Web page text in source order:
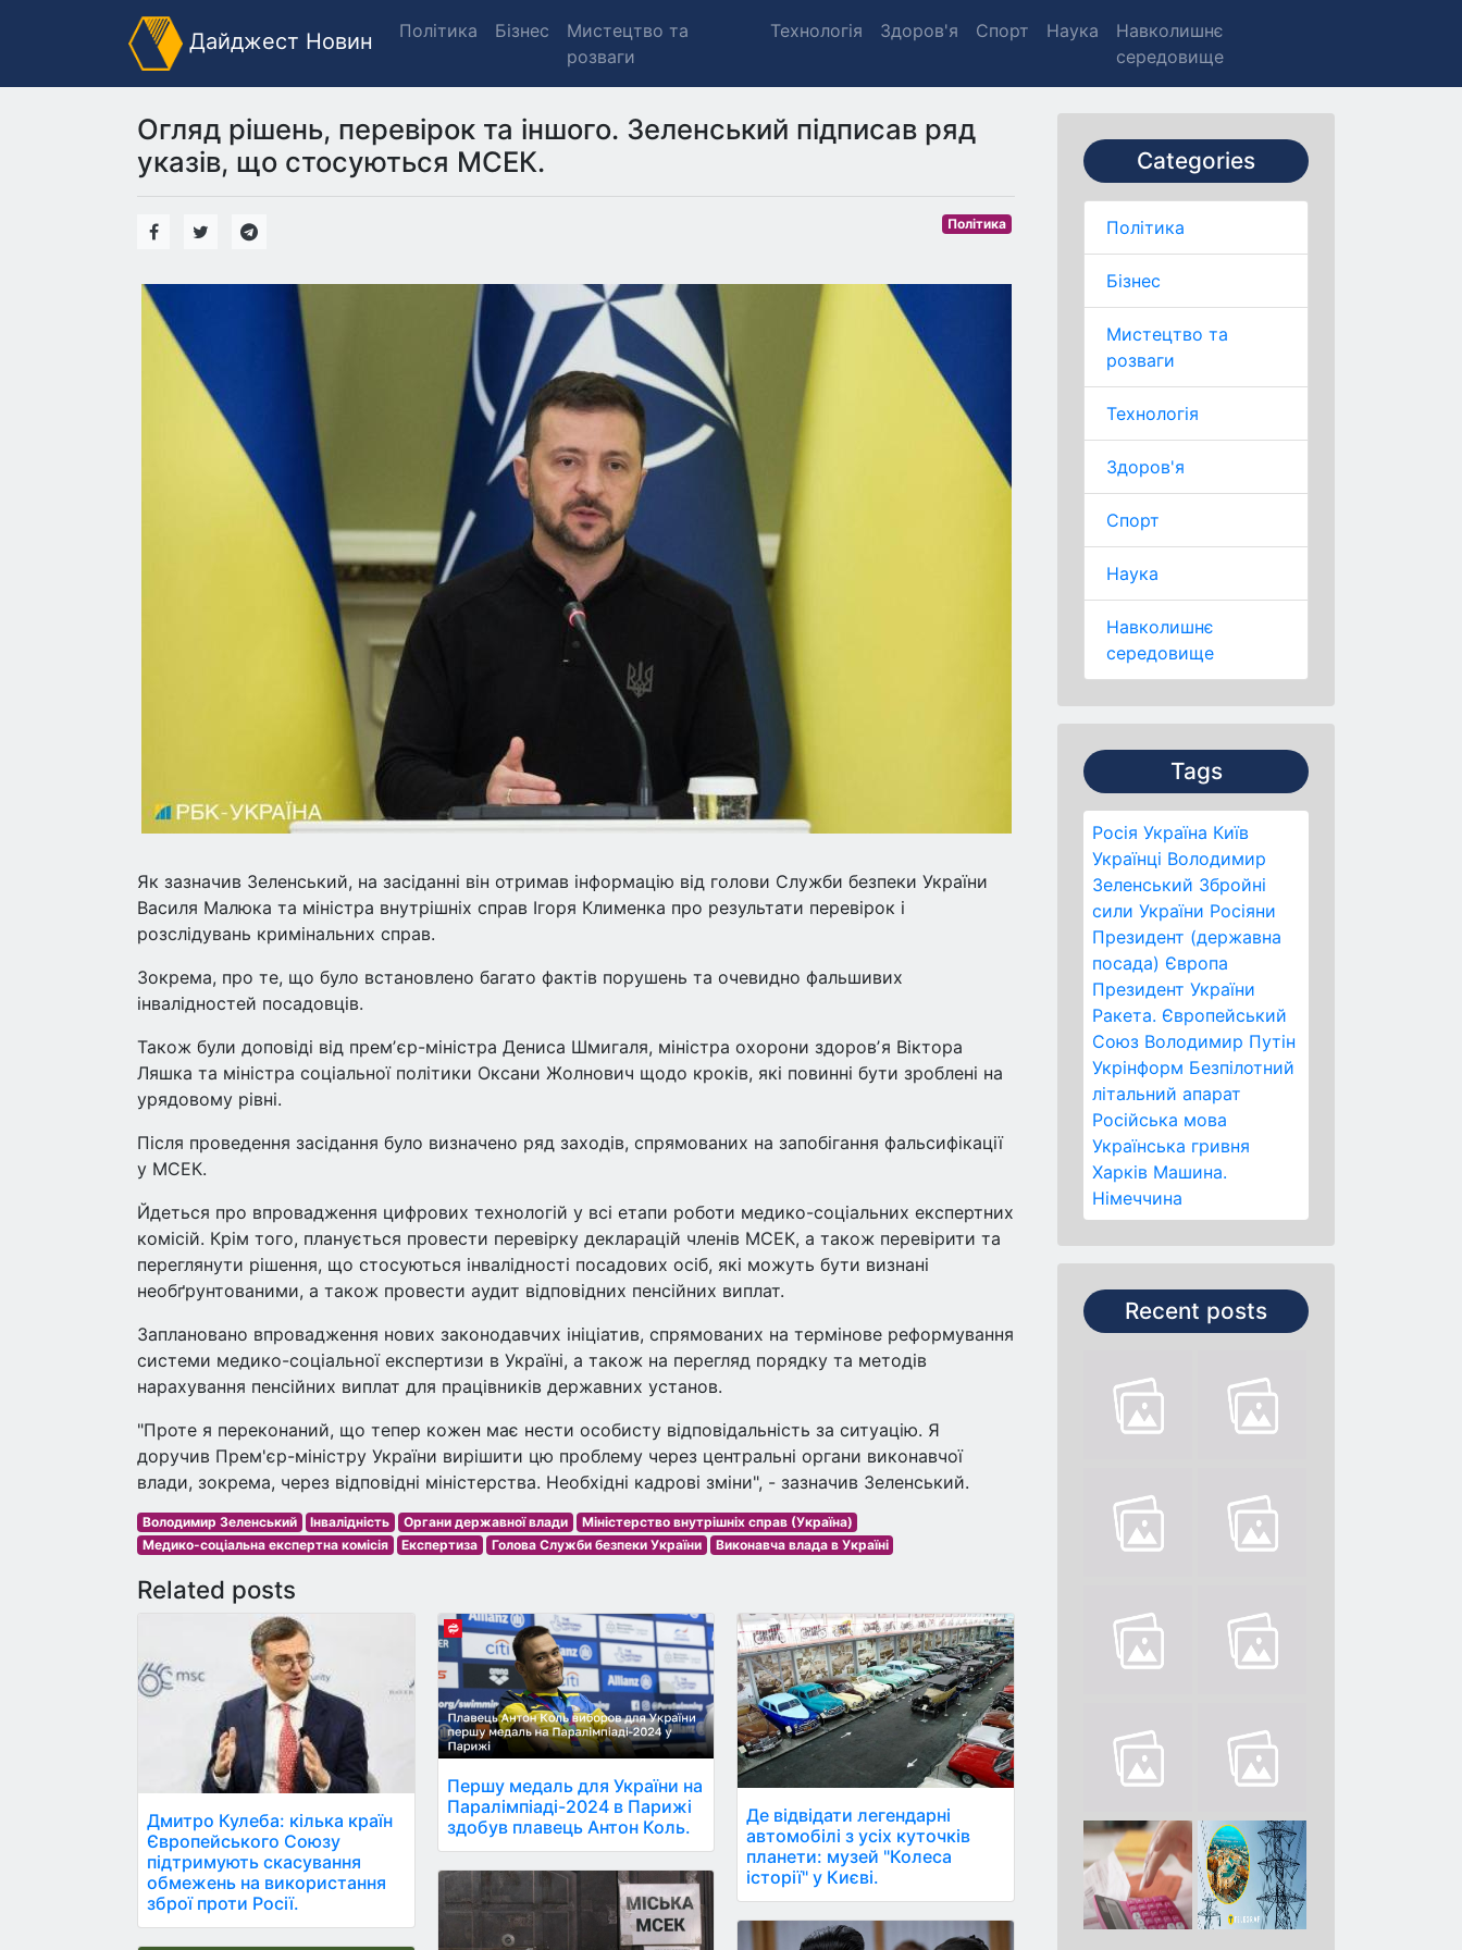
Дайджест Новин Політика Бізнес
Мистецтво та
розваги
Технологія Здоров'я Спорт Наука
Навколишнє
середовище
Categories
Політика
Бізнес
Мистецтво та
розваги
Технологія
Здоров'я
Спорт
Наука
Навколишнє
середовище
Tags
Росія Україна Київ
Українці Володимир
Зеленський Збройні
сили України Росіяни
Президент (державна
посада) Європа
Президент України
Ракета. Європейський
Союз Володимир Путін
Укрінформ Безпілотний
літальний апарат
Російська мова
Українська гривня
Харків Машина.
Німеччина
Recent posts
Огляд рішень, перевірок та іншого. Зеленський підписав ряд
указів, що стосуються МСЕК.
Політика
Як зазначив Зеленський, на засіданні він отримав інформацію від голови Служби безпеки України
Василя Малюка та міністра внутрішніх справ Ігоря Клименка про результати перевірок і
розслідувань кримінальних справ.
Зокрема, про те, що було встановлено багато фактів порушень та очевидно фальшивих
інвалідностей посадовців.
Також були доповіді від премʼєр-міністра Дениса Шмигаля, міністра охорони здоровʼя Віктора
Ляшка та міністра соціальної політики Оксани Жолнович щодо кроків, які повинні бути зроблені на
урядовому рівні.
Після проведення засідання було визначено ряд заходів, спрямованих на запобігання фальсифікації
у МСЕК.
Йдеться про впровадження цифрових технологій у всі етапи роботи медико-соціальних експертних
комісій. Крім того, планується провести перевірку декларацій членів МСЕК, а також перевірити та
переглянути рішення, що стосуються інвалідності посадових осіб, які можуть бути визнані
необґрунтованими, а також провести аудит відповідних пенсійних виплат.
Заплановано впровадження нових законодавчих ініціатив, спрямованих на термінове реформування
системи медико-соціальної експертизи в Україні, а також на перегляд порядку та методів
нарахування пенсійних виплат для працівників державних установ.
"Проте я переконаний, що тепер кожен має нести особисту відповідальність за ситуацію. Я
доручив Прем'єр-міністру України вирішити цю проблему через центральні органи виконавчої
влади, зокрема, через відповідні міністерства. Необхідні кадрові зміни", - зазначив Зеленський.
Володимир Зеленський Інвалідність Органи державної влади
Міністерство внутрішніх справ (Україна)
Медико-соціальна експертна комісія
Експертиза Голова Служби безпеки України Виконавча влада в Україні
Related posts
Дмитро Кулеба: кілька країн
Європейського Союзу
підтримують скасування
обмежень на використання
зброї проти Росії.
Першу медаль для України на
Паралімпіаді-2024 в Парижі
здобув плавець Антон Коль.
Де відвідати легендарні
автомобілі з усіх куточків
планети: музей "Колеса
історії" у Києві.